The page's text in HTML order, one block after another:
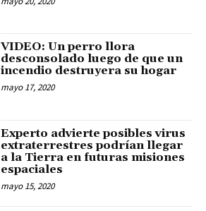
VIDEO: Un perro llora
desconsolado luego de que un
incendio destruyera su hogar
mayo 17, 2020
Experto advierte posibles virus
extraterrestres podrían llegar
a la Tierra en futuras misiones
espaciales
mayo 15, 2020